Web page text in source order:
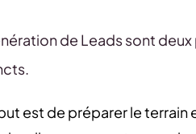
de Leads sont
est de préparer le